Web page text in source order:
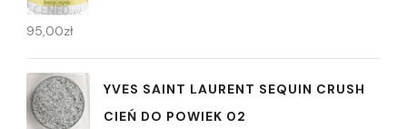
95,00zł
YVES SAINT LAURENT SEQUIN CRUSH
CIEŃ DO POWIEK 02